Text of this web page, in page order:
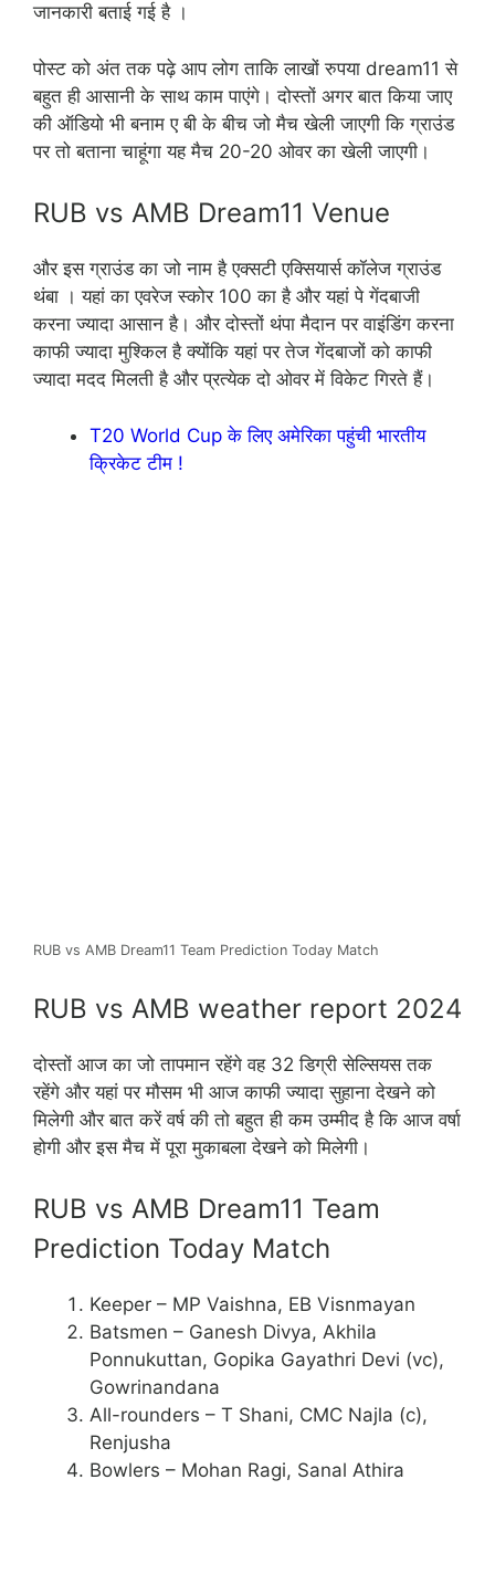
जानकारी बताई गई है ।
पोस्ट को अंत तक पढ़े आप लोग ताकि लाखों रुपया dream11 से
बहुत ही आसानी के साथ काम पाएंगे।दोस्तों अगर बात किया जाए
की ऑडियो भी बनाम ए बी के बीच जो मैच खेली जाएगी कि ग्राउंड
पर तो बताना चाहूंगा यह मैच 20-20 ओवर का खेली जाएगी।
RUB vs AMB Dream11 Venue
और इस ग्राउंड का जो नाम है एक्सटी एक्सियार्स कॉलेज ग्राउंड
थंबा । यहां का एवरेज स्कोर 100 का है और यहां पे गेंदबाजी
करना ज्यादा आसान है। और दोस्तों थंपा मैदान पर वाइंडिंग करना
काफी ज्यादा मुश्किल है क्योंकि यहां पर तेज गेंदबाजों को काफी
ज्यादा मदद मिलती है और प्रत्येक दो ओवर में विकेट गिरते हैं।
T20 World Cup के लिए अमेरिका पहुंची भारतीय
क्रिकेट टीम !
RUB vs AMB Dream11 Team Prediction Today Match
RUB vs AMB weather report 2024
दोस्तों आज का जो तापमान रहेंगे वह 32 डिग्री सेल्सियस तक
रहेंगे और यहां पर मौसम भी आज काफी ज्यादा सुहाना देखने को
मिलेगी और बात करें वर्ष की तो बहुत ही कम उम्मीद है कि आज वर्षा
होगी और इस मैच में पूरा मुकाबला देखने को मिलेगी।
RUB vs AMB Dream11 Team
Prediction Today Match
Keeper – MP Vaishna, EB Visnmayan
Batsmen – Ganesh Divya, Akhila
Ponnukuttan, Gopika Gayathri Devi (vc),
Gowrinandana
All-rounders – T Shani, CMC Najla (c),
Renjusha
Bowlers – Mohan Ragi, Sanal Athira